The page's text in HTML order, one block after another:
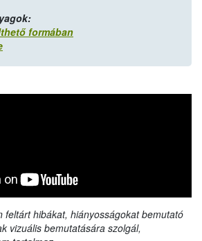
formában
feltárt hibákat, hiányosságokat bemutató
vizuális bemutatására szolgál,